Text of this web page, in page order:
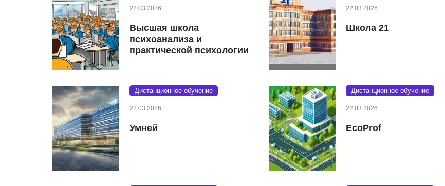
22.03.2026
Высшая школа
психоанализа и
практической психологии
22.03.2026
Школа 21
Дистанционное обучение
22.03.2026
Умней
Дистанционное обучение
22.03.2026
EcoProf